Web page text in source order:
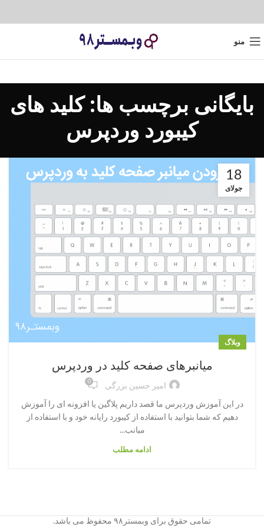
منو
بایگانی برچسب ها: کلید های
کیبورد وردپرس
18
جولای
وبلاگ
میانبرهای صفحه کلید در وردپرس
امیر حسین بزرگی 0
در این آموزش وردپرس ما قصد داریم پلاگین یا افزونه ای را آموزش
دهیم که شما بتوانید با استفاده از کیبورد رایانه خود و با استفاده از
میانب...
ادامه مطلب
تمامی حقوق برای وبمستر۹۸ محفوظ می باشد.